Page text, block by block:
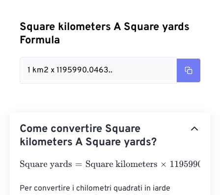
Square kilometers A Square yards
Formula
1 km2 x 1195990.0463..
Come convertire Square
kilometers A Square yards?
Square yards=Square kilometers×1195990.0463011
Per convertire i chilometri quadrati in iarde